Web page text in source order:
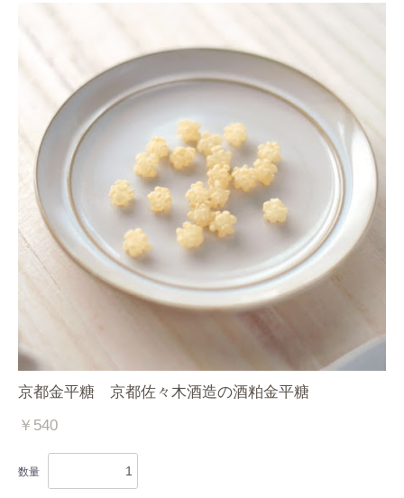
京都金平糖 京都佐々木酒造の酒粕金平糖
￥540
数量